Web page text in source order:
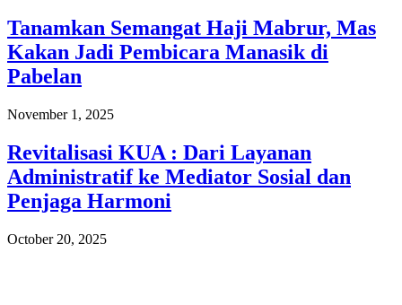
Tanamkan Semangat Haji Mabrur, Mas
Kakan Jadi Pembicara Manasik di
Pabelan
November 1, 2025
Revitalisasi KUA : Dari Layanan
Administratif ke Mediator Sosial dan
Penjaga Harmoni
October 20, 2025